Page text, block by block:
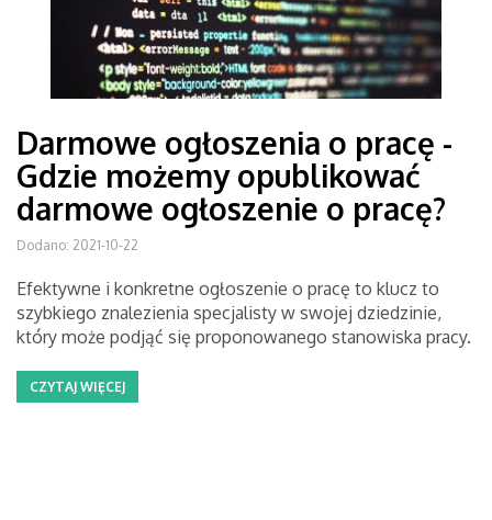
Darmowe ogłoszenia o pracę -
Gdzie możemy opublikować
darmowe ogłoszenie o pracę?
Dodano: 2021-10-22
Efektywne i konkretne ogłoszenie o pracę to klucz to
szybkiego znalezienia specjalisty w swojej dziedzinie,
który może podjąć się proponowanego stanowiska pracy.
CZYTAJ WIĘCEJ